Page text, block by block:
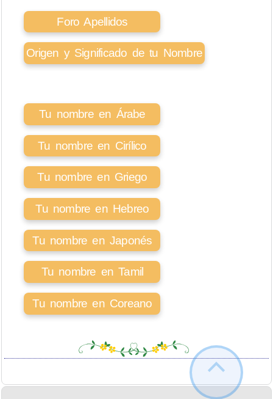
Foro Apellidos
Origen y Significado de tu Nombre
Tu nombre en Árabe
Tu nombre en Cirílico
Tu nombre en Griego
Tu nombre en Hebreo
Tu nombre en Japonés
Tu nombre en Tamil
Tu nombre en Coreano